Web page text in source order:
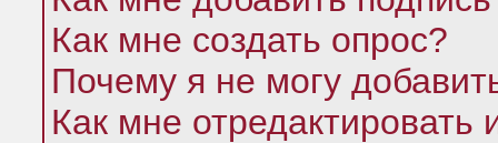
Как мне создать опрос?
Почему я не могу
Как мне отредактировать